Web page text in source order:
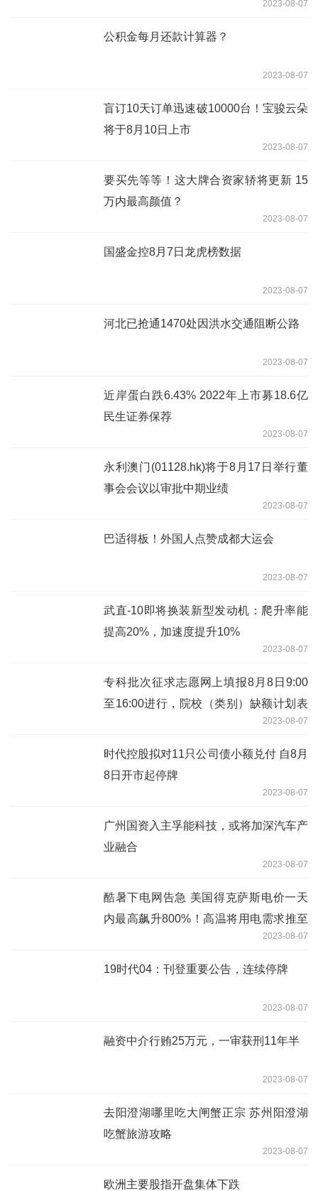
2023-08-07
公积金每月还款计算器？
2023-08-07
盲订10天订单迅速破10000台！宝骏云朵
将于8月10日上市
2023-08-07
要买先等等！这大牌合资家轿将更新 15
万内最高颜值？
2023-08-07
国盛金控8月7日龙虎榜数据
2023-08-07
河北已抢通1470处因洪水交通阻断公路
2023-08-07
近岸蛋白跌6.43% 2022年上市募18.6亿
民生证券保荐
2023-08-07
永利澳门(01128.hk)将于8月17日举行董
事会会议以审批中期业绩
2023-08-07
巴适得板！外国人点赞成都大运会
2023-08-07
武直-10即将换装新型发动机：爬升率能
提高20%，加速度提升10%
2023-08-07
专科批次征求志愿网上填报8月8日9:00
至16:00进行，院校（类别）缺额计划表
2023-08-07
时代控股拟对11只公司债小额兑付 自8月
8日开市起停牌
2023-08-07
广州国资入主孚能科技，或将加深汽车产
业融合
2023-08-07
酷暑下电网告急 美国得克萨斯电价一天
内最高飙升800%！高温将用电需求推至
创纪录水平，令美国得克萨斯州的电网供
应紧张
2023-08-07
19时代04：刊登重要公告，连续停牌
2023-08-07
融资中介行贿25万元，一审获刑11年半
2023-08-07
去阳澄湖哪里吃大闸蟹正宗 苏州阳澄湖
吃蟹旅游攻略
2023-08-07
欧洲主要股指开盘集体下跌